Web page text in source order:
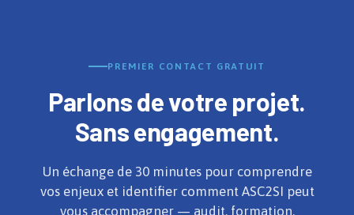
PREMIER CONTACT GRATUIT
Parlons de votre projet.
Sans engagement.
Un échange de 30 minutes pour comprendre
vos enjeux et identifier comment ASC2SI peut
vous accompagner — audit, formation,